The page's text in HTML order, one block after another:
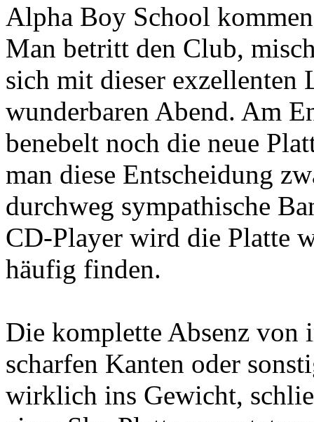
Alpha Boy School
Man betritt den Club,
sich mit dieser exzellenten
wunderbaren Abend. Am
benebelt noch die neue
man diese Entscheidung
durchweg sympathische
CD-Player wird die Platte
häufig finden.
Die komplette Absenz von
scharfen Kanten oder
wirklich ins Gewicht,